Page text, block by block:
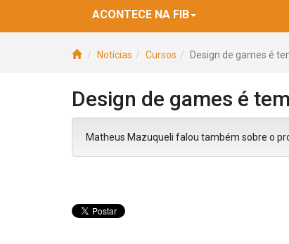
ACONTECE NA FIB
Notícias Cursos Design de games é
Design de games é
Matheus Mazuqueli falou também sobre o